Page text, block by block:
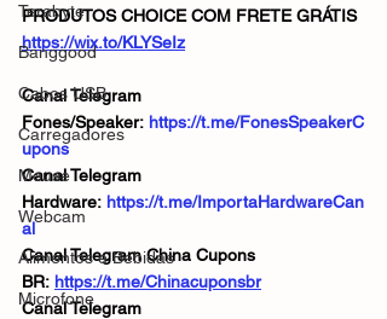
Terabyte
Banggood
Cabos USB
Carregadores
Mouse
Webcam
Alimentos e Bebidas
Microfone
PRODUTOS CHOICE COM FRETE GRÁTIS
https://wix.to/KLYSeIz
Canal Telegram
Fones/Speaker: https://t.me/FonesSpeakerC
upons
Canal Telegram
Hardware: https://t.me/ImportaHardwareCan
al
Canal Telegram China Cupons
BR: https://t.me/Chinacuponsbr
Canal Telegram